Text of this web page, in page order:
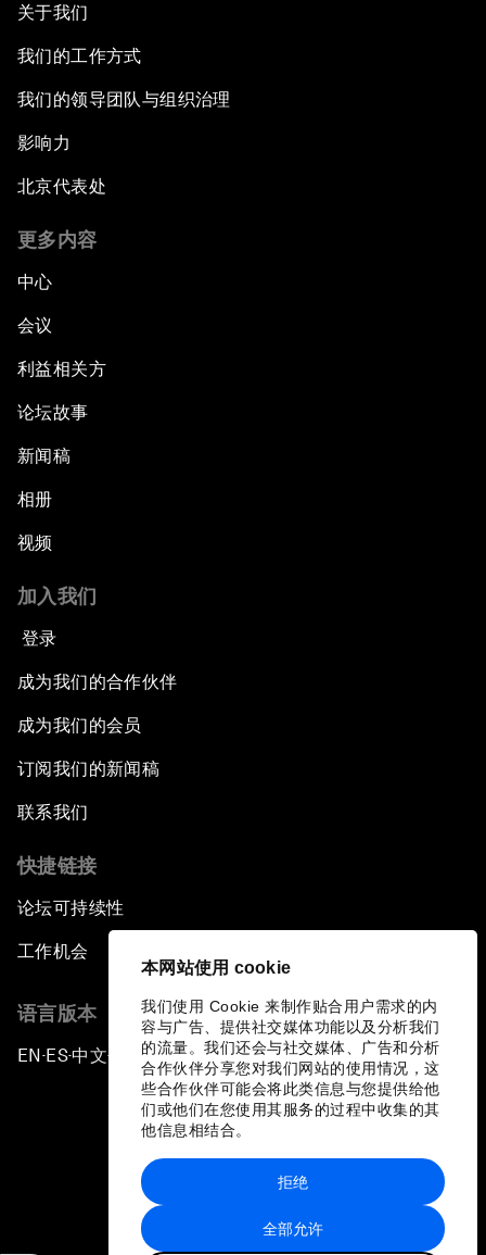
本网站使用 cookie
我们使用 Cookie 来制作贴合用户需求的内
容与广告、提供社交媒体功能以及分析我们
的流量。我们还会与社交媒体、广告和分析
合作伙伴分享您对我们网站的使用情况，这
些合作伙伴可能会将此类信息与您提供给他
们或他们在您使用其服务的过程中收集的其
他信息相结合。
全部允许
拒绝
关于我们
我们的工作方式
我们的领导团队与组织治理
影响力
北京代表处
更多内容
中心
会议
利益相关方
论坛故事
新闻稿
相册
视频
加入我们
登录
成为我们的合作伙伴
成为我们的会员
订阅我们的新闻稿
联系我们
快捷链接
论坛可持续性
工作机会
语言版本
EN ▪ES▪中文▪ 日本語
站点地图